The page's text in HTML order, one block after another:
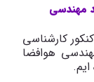
مهندسی
کارشناسی
هوافضا